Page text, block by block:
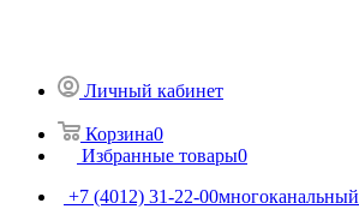
Личный кабинет
Корзина0
Избранные товары0
+7 (4012) 31-22-00многоканальный